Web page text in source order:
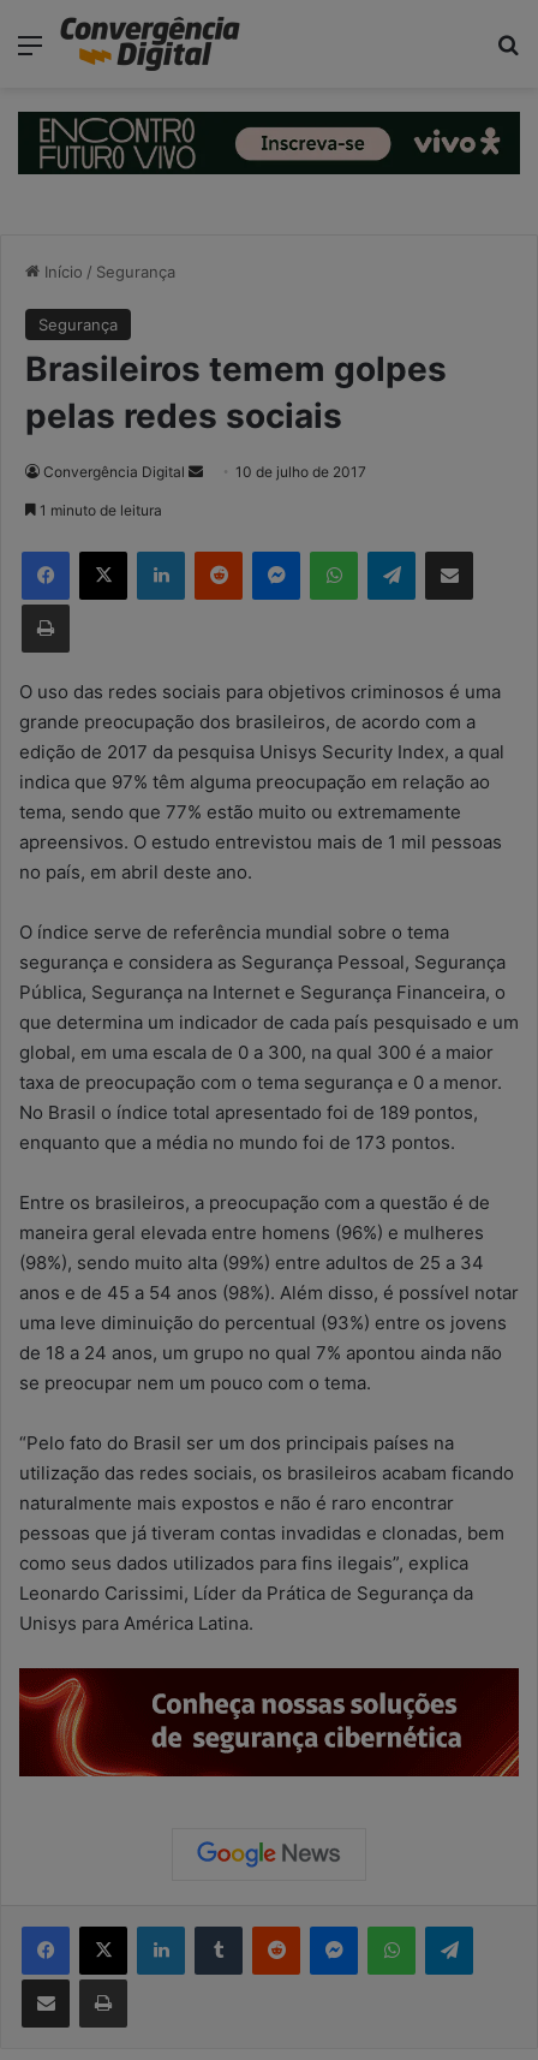
Menu
Início / Segurança
Segurança
Brasileiros temem golpes
pelas redes sociais
Convergência Digital
d
-
m
a
i
10 de julho de 2017
1 minuto de leitura
Telegram
O uso das redes sociais para objetivos criminosos é uma
grande preocupação dos brasileiros, de acordo com a
edição de 2017 da pesquisa Unisys Security Index, a qual
indica que 97% têm alguma preocupação em relação ao
tema, sendo que 77% estão muito ou extremamente
apreensivos. O estudo entrevistou mais de 1 mil pessoas
no país, em abril deste ano.
O índice serve de referência mundial sobre o tema
segurança e considera as Segurança Pessoal, Segurança
Pública, Segurança na Internet e Segurança Financeira, o
que determina um indicador de cada país pesquisado e um
global, em uma escala de 0 a 300, na qual 300 é a maior
taxa de preocupação com o tema segurança e 0 a menor.
No Brasil o índice total apresentado foi de 189 pontos,
enquanto que a média no mundo foi de 173 pontos.
Entre os brasileiros, a preocupação com a questão é de
maneira geral elevada entre homens (96%) e mulheres
(98%), sendo muito alta (99%) entre adultos de 25 a 34
anos e de 45 a 54 anos (98%). Além disso, é possível notar
uma leve diminuição do percentual (93%) entre os jovens
de 18 a 24 anos, um grupo no qual 7% apontou ainda não
se preocupar nem um pouco com o tema.
“Pelo fato do Brasil ser um dos principais países na
utilização das redes sociais, os brasileiros acabam ficando
naturalmente mais expostos e não é raro encontrar
pessoas que já tiveram contas invadidas e clonadas, bem
como seus dados utilizados para fins ilegais”, explica
Leonardo Carissimi, Líder da Prática de Segurança da
Unisys para América Latina.